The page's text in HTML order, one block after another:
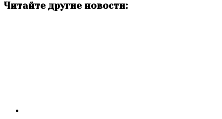
Читайте другие новости: